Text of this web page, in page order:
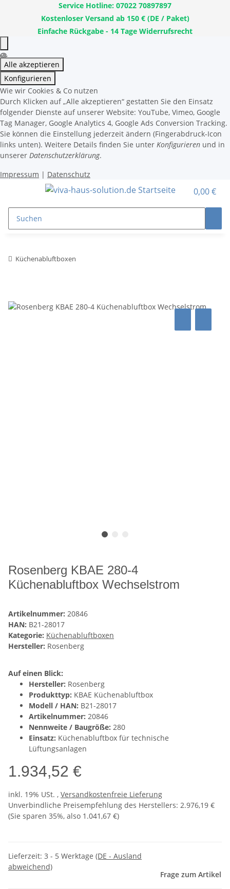
Service Hotline: 07022 70897897
Kostenloser Versand ab 150 € (DE / Paket)
Einfache Rückgabe - 14 Tage Widerrufsrecht
Alle akzeptieren
Konfigurieren
Wie wir Cookies & Co nutzen
Durch Klicken auf „Alle akzeptieren“ gestatten Sie den Einsatz
folgender Dienste auf unserer Website: YouTube, Vimeo, Google
Tag Manager, Google Analytics 4, Google Ads Conversion Tracking.
Sie können die Einstellung jederzeit ändern (Fingerabdruck-Icon
links unten). Weitere Details finden Sie unter Konfigurieren und in
unserer Datenschutzerklärung.
Impressum | Datenschutz
0,00 €
Küchenabluftboxen
Rosenberg KBAE 280-4
Küchenabluftbox Wechselstrom
Artikelnummer: 20846
HAN: B21-28017
Kategorie: Küchenabluftboxen
Hersteller: Rosenberg
Auf einen Blick:
Hersteller: Rosenberg
Produkttyp: KBAE Küchenabluftbox
Modell / HAN: B21-28017
Artikelnummer: 20846
Nennweite / Baugröße: 280
Einsatz: Küchenabluftbox für technische
Lüftungsanlagen
1.934,52 €
inkl. 19% USt. , Versandkostenfreie Lieferung
Unverbindliche Preisempfehlung des Herstellers: 2.976,19 €
(Sie sparen 35%, also 1.041,67 €)
Lieferzeit: 3 - 5 Werktage (DE - Ausland
abweichend)
Frage zum Artikel